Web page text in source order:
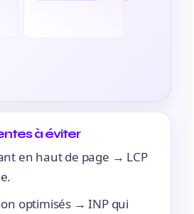
à éviter
en haut de page → LCP
optimisés → INP qui